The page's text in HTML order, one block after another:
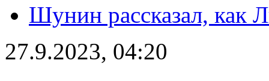
Шунин рассказал, как
27.9.2023, 04:20